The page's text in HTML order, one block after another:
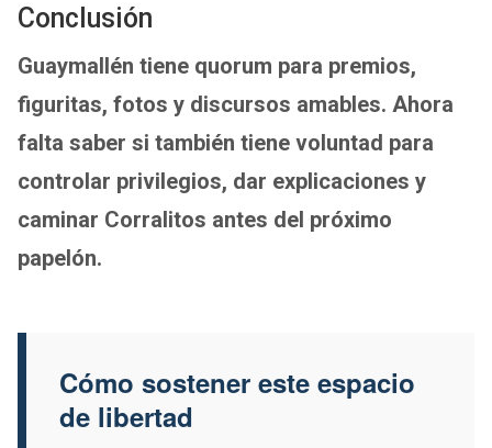
Conclusión
Guaymallén tiene quorum para premios,
figuritas, fotos y discursos amables. Ahora
falta saber si también tiene voluntad para
controlar privilegios, dar explicaciones y
caminar Corralitos antes del próximo
papelón.
Cómo sostener este espacio
de libertad